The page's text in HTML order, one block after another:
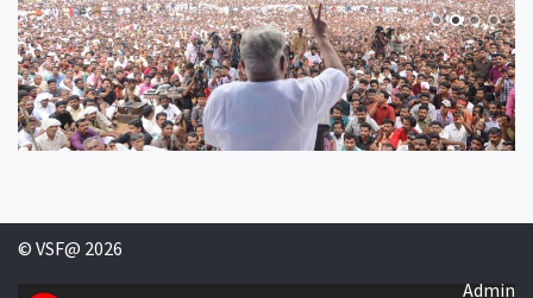
© VSF@ 2026
Admin